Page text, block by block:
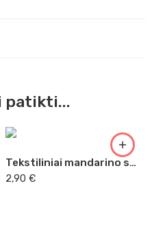
patikti...
Tekstiliniai mandarino spalvos
2,90 €